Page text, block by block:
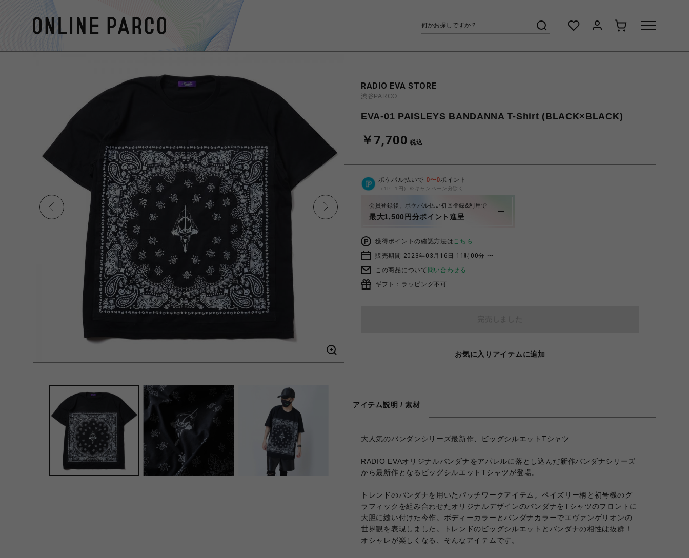
RADIO EVA STORE
渋谷PARCO
EVA-01 PAISLEYS BANDANNA T-Shirt (BLACK×BLACK)
￥7,700 税込
ポケパル払いで 0〜0ポイント
（1P=1円）※キャンペーン分除く
会員登録後、ポケパル払い初回登録&利用で
最大1,500円分ポイント進呈
獲得ポイントの確認方法はこちら
販売期間 2023年03月16日 11時00分 〜
この商品について 問い合わせる
ギフト：ラッピング不可
お気に入りアイテムに追加
アイテム説明 / 素材
大人気のバンダンシリーズ最新作、ビッグシルエットTシャツ
RADIO EVAオリジナルバンダナをアパレルに落とし込んだ新作バンダナシリーズ
から最新作となるビッグシルエットTシャツが登場。
トレンドのバンダナを用いたパッチワークアイテム。ペイズリー柄と初号機のグ
ラフィックを組み合わせたオリジナルデザインのバンダナをTシャツのフロントに
大胆に縫い付けた今作。ボディーカラーとバンダナカラーでエヴァンゲリオンの
世界観を表現しました。トレンドのビッグシルエットとバンダナの相性は抜群！
オシャレが楽しくなる、そんなアイテムです。